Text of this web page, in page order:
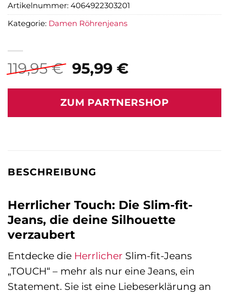
119,95€ Ursprünglicher
Preis
war:
119,95 €
95,99 €Aktueller
ist:
95,99 €.
ZUM PARTNERSHOP
Artikelnummer: 4064922303201
Kategorie: Damen Röhrenjeans
BESCHREIBUNG
Herrlicher Touch: Die Slim-fit-
Jeans, die deine Silhouette
verzaubert
Entdecke die Herrlicher Slim-fit-Jeans
„TOUCH“ – mehr als nur eine Jeans, ein
Statement. Sie ist eine Liebeserklärung an